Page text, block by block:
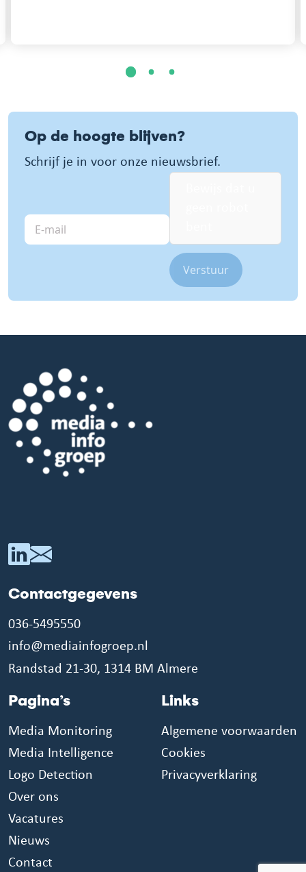
1 2 3
Op de hoogte blijven?
Schrijf je in voor onze nieuwsbrief.
E-
mail
Contactgegevens
036-5495550
info@mediainfogroep.nl
Randstad 21-30, 1314 BM Almere
Pagina’s
Media Monitoring
Media Intelligence
Logo Detection
Over ons
Vacatures
Nieuws
Contact
Links
Algemene voorwaarden
Cookies
Privacyverklaring